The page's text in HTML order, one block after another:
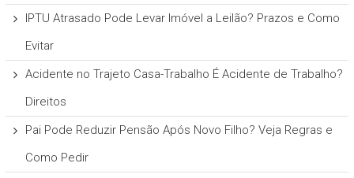
IPTU Atrasado Pode Levar Imóvel a Leilão? Prazos e Como
Evitar
Acidente no Trajeto Casa-Trabalho É Acidente de Trabalho?
Direitos
Pai Pode Reduzir Pensão Após Novo Filho? Veja Regras e
Como Pedir